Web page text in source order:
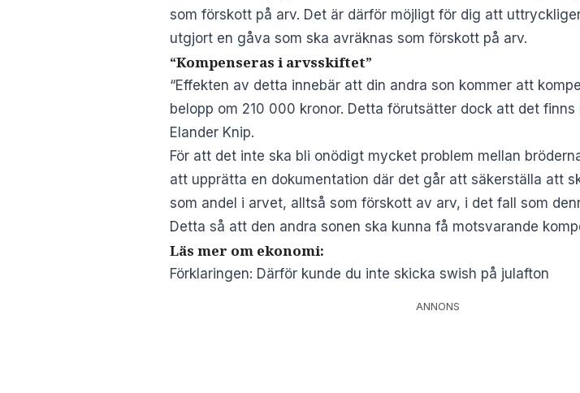
som förskott på arv. Det är därför möjligt för dig att
utgjort en gåva som ska avräknas som förskott på arv.
“Kompenseras i arvsskiftet”
“Effekten av detta innebär att din andra son kommer att
belopp om 210 000 kronor. Detta förutsätter dock att det
Elander Knip.
För att det inte ska bli onödigt mycket problem mellan
att upprätta en dokumentation där det går att säkerställa att
som andel i arvet, alltså som förskott av arv, i det fall som
Detta så att den andra sonen ska kunna få motsvarande
Läs mer om ekonomi:
Förklaringen: Därför kunde du inte skicka swish på julafton
ANNONS